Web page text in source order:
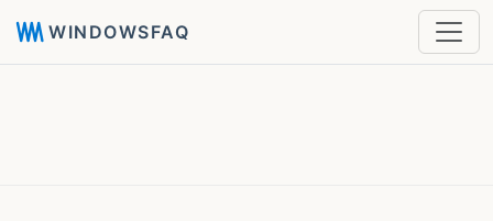
WINDOWSFAQ